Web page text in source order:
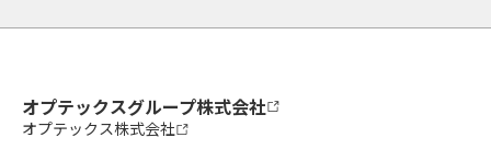
オプテックスグループ株式会社
オプテックス株式会社